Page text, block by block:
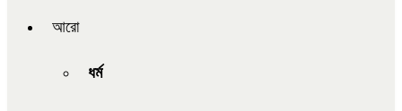
আরো
ধর্ম